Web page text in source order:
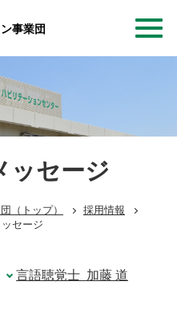
事業団
ッセージ
（トップ）
採用情報
セージ
言語聴覚士 加藤 道